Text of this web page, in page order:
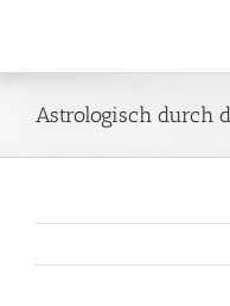
Astrologisch durch